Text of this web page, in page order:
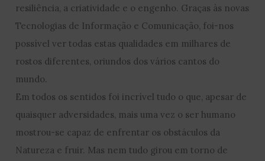
resiliência, a criatividade e o engenho. Graças às novas
Tecnologias de Informação e Comunicação, foi-nos
possível ver todas estas qualidades em milhares de
rostos diferentes, oriundos dos vários cantos do
mundo.
Em todos os sentidos foi incrível tudo o que, apesar de
quaisquer adversidades, mais uma vez o ser humano
mostrou-se capaz de enfrentar os obstáculos da
Natureza e fruir. Mas nem tudo girou em torno de